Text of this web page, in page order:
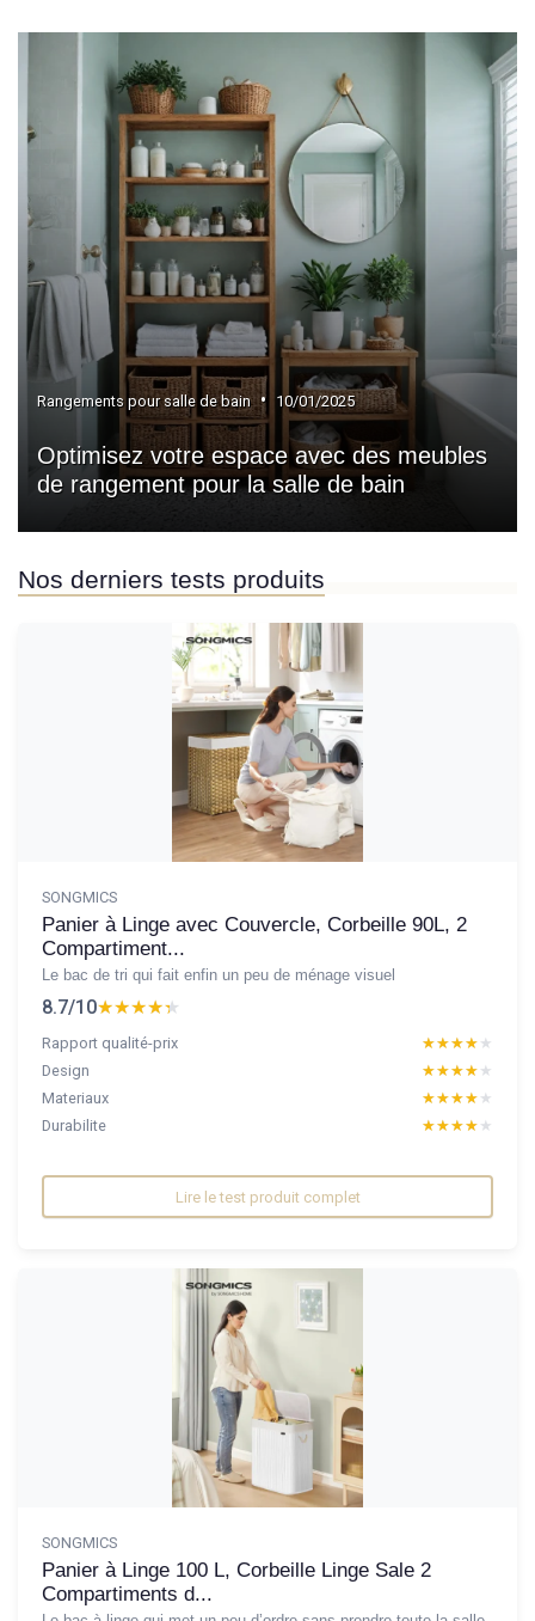
Rangements pour salle de bain • 10/01/2025
Optimisez votre espace avec des meubles
de rangement pour la salle de bain
Nos derniers tests produits
SONGMICS
Panier à Linge avec Couvercle, Corbeille 90L, 2
Compartiment...
Le bac de tri qui fait enfin un peu de ménage visuel
8.7/10★★★★★
★★★★★
Rapport qualité-prix ★★★★★
★★★★★
Design
★★★★★
★★★★★
Materiaux
★★★★★
★★★★★
Durabilite
★★★★★
★★★★★
Lire le test produit complet
SONGMICS
Panier à Linge 100 L, Corbeille Linge Sale 2
Compartiments d...